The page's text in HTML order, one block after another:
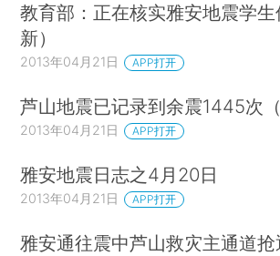
教育部：正在核实雅安地震学
新）
2013年04月21日 APP打开
芦山地震已记录到余震1445次（
2013年04月21日 APP打开
雅安地震日志之4月20日
2013年04月21日 APP打开
雅安通往震中芦山救灾主通道抢